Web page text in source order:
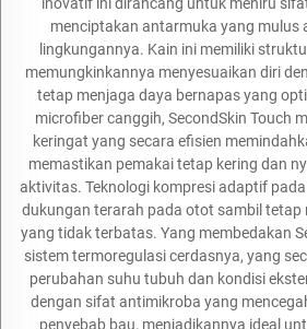
menciptakan antarmuka yang mulus
lingkungannya. Kain ini memiliki
memungkinkannya menyesuaikan diri
tetap menjaga daya bernapas yang
microfiber canggih, SecondSkin Touch
keringat yang secara efisien
memastikan pemakai tetap kering dan
aktivitas. Teknologi kompresi adaptif
dukungan terarah pada otot sambil tetap
yang tidak terbatas. Yang membedakan
sistem termoregulasi cerdasnya, yang
perubahan suhu tubuh dan kondisi
dengan sifat antimikroba yang
penyebab bau, menjadikannya ideal